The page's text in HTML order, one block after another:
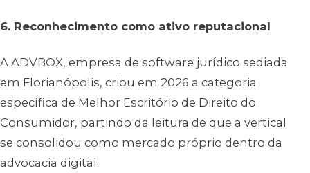
6. Reconhecimento como ativo reputacional
A ADVBOX, empresa de software jurídico sediada
em Florianópolis, criou em 2026 a categoria
específica de Melhor Escritório de Direito do
Consumidor, partindo da leitura de que a vertical
se consolidou como mercado próprio dentro da
advocacia digital.